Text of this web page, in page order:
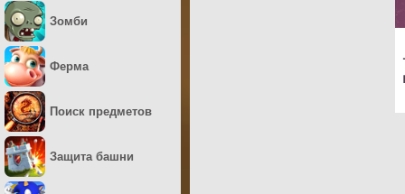
Зомби
Ферма
Поиск предметов
Защита башни